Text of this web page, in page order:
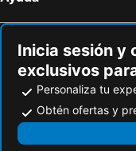
Inicia sesión y
exclusivos
Personaliza tu
Obtén ofertas y